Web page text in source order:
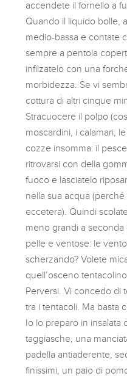
accendete il fornello a
Quando il liquido bolle,
medio-bassa e contate
sempre a pentola
infilzatelo con una
morbidezza. Se vi
cottura di altri cinque
Stracuocere il polpo
moscardini, i calamari,
cozze insomma: il
ritrovarsi con della
fuoco e lasciatelo
nella sua acqua
eccetera). Quindi
meno grandi a
pelle e ventose: le
scherzando? Volete
quell’osceno
Perversi. Vi concedo di
tra i tentacoli. Ma basta
Io lo preparo in insalata
taggiasche, una
padella antiaderente,
finissimi, un paio di